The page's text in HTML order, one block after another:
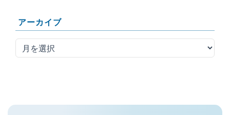
アーカイブ